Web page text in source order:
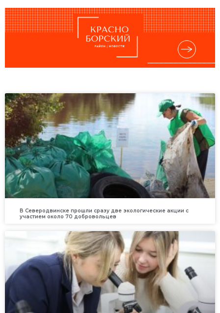
В Северодвинске прошли сразу две экологические акции с
участием около 70 добровольцев